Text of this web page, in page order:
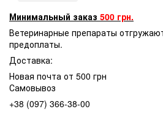
Минимальный заказ 500 грн.
Ветеринарные препараты
предоплаты.
Доставка:
Новая почта от 500 грн
Самовывоз
+38 (097) 366-38-00